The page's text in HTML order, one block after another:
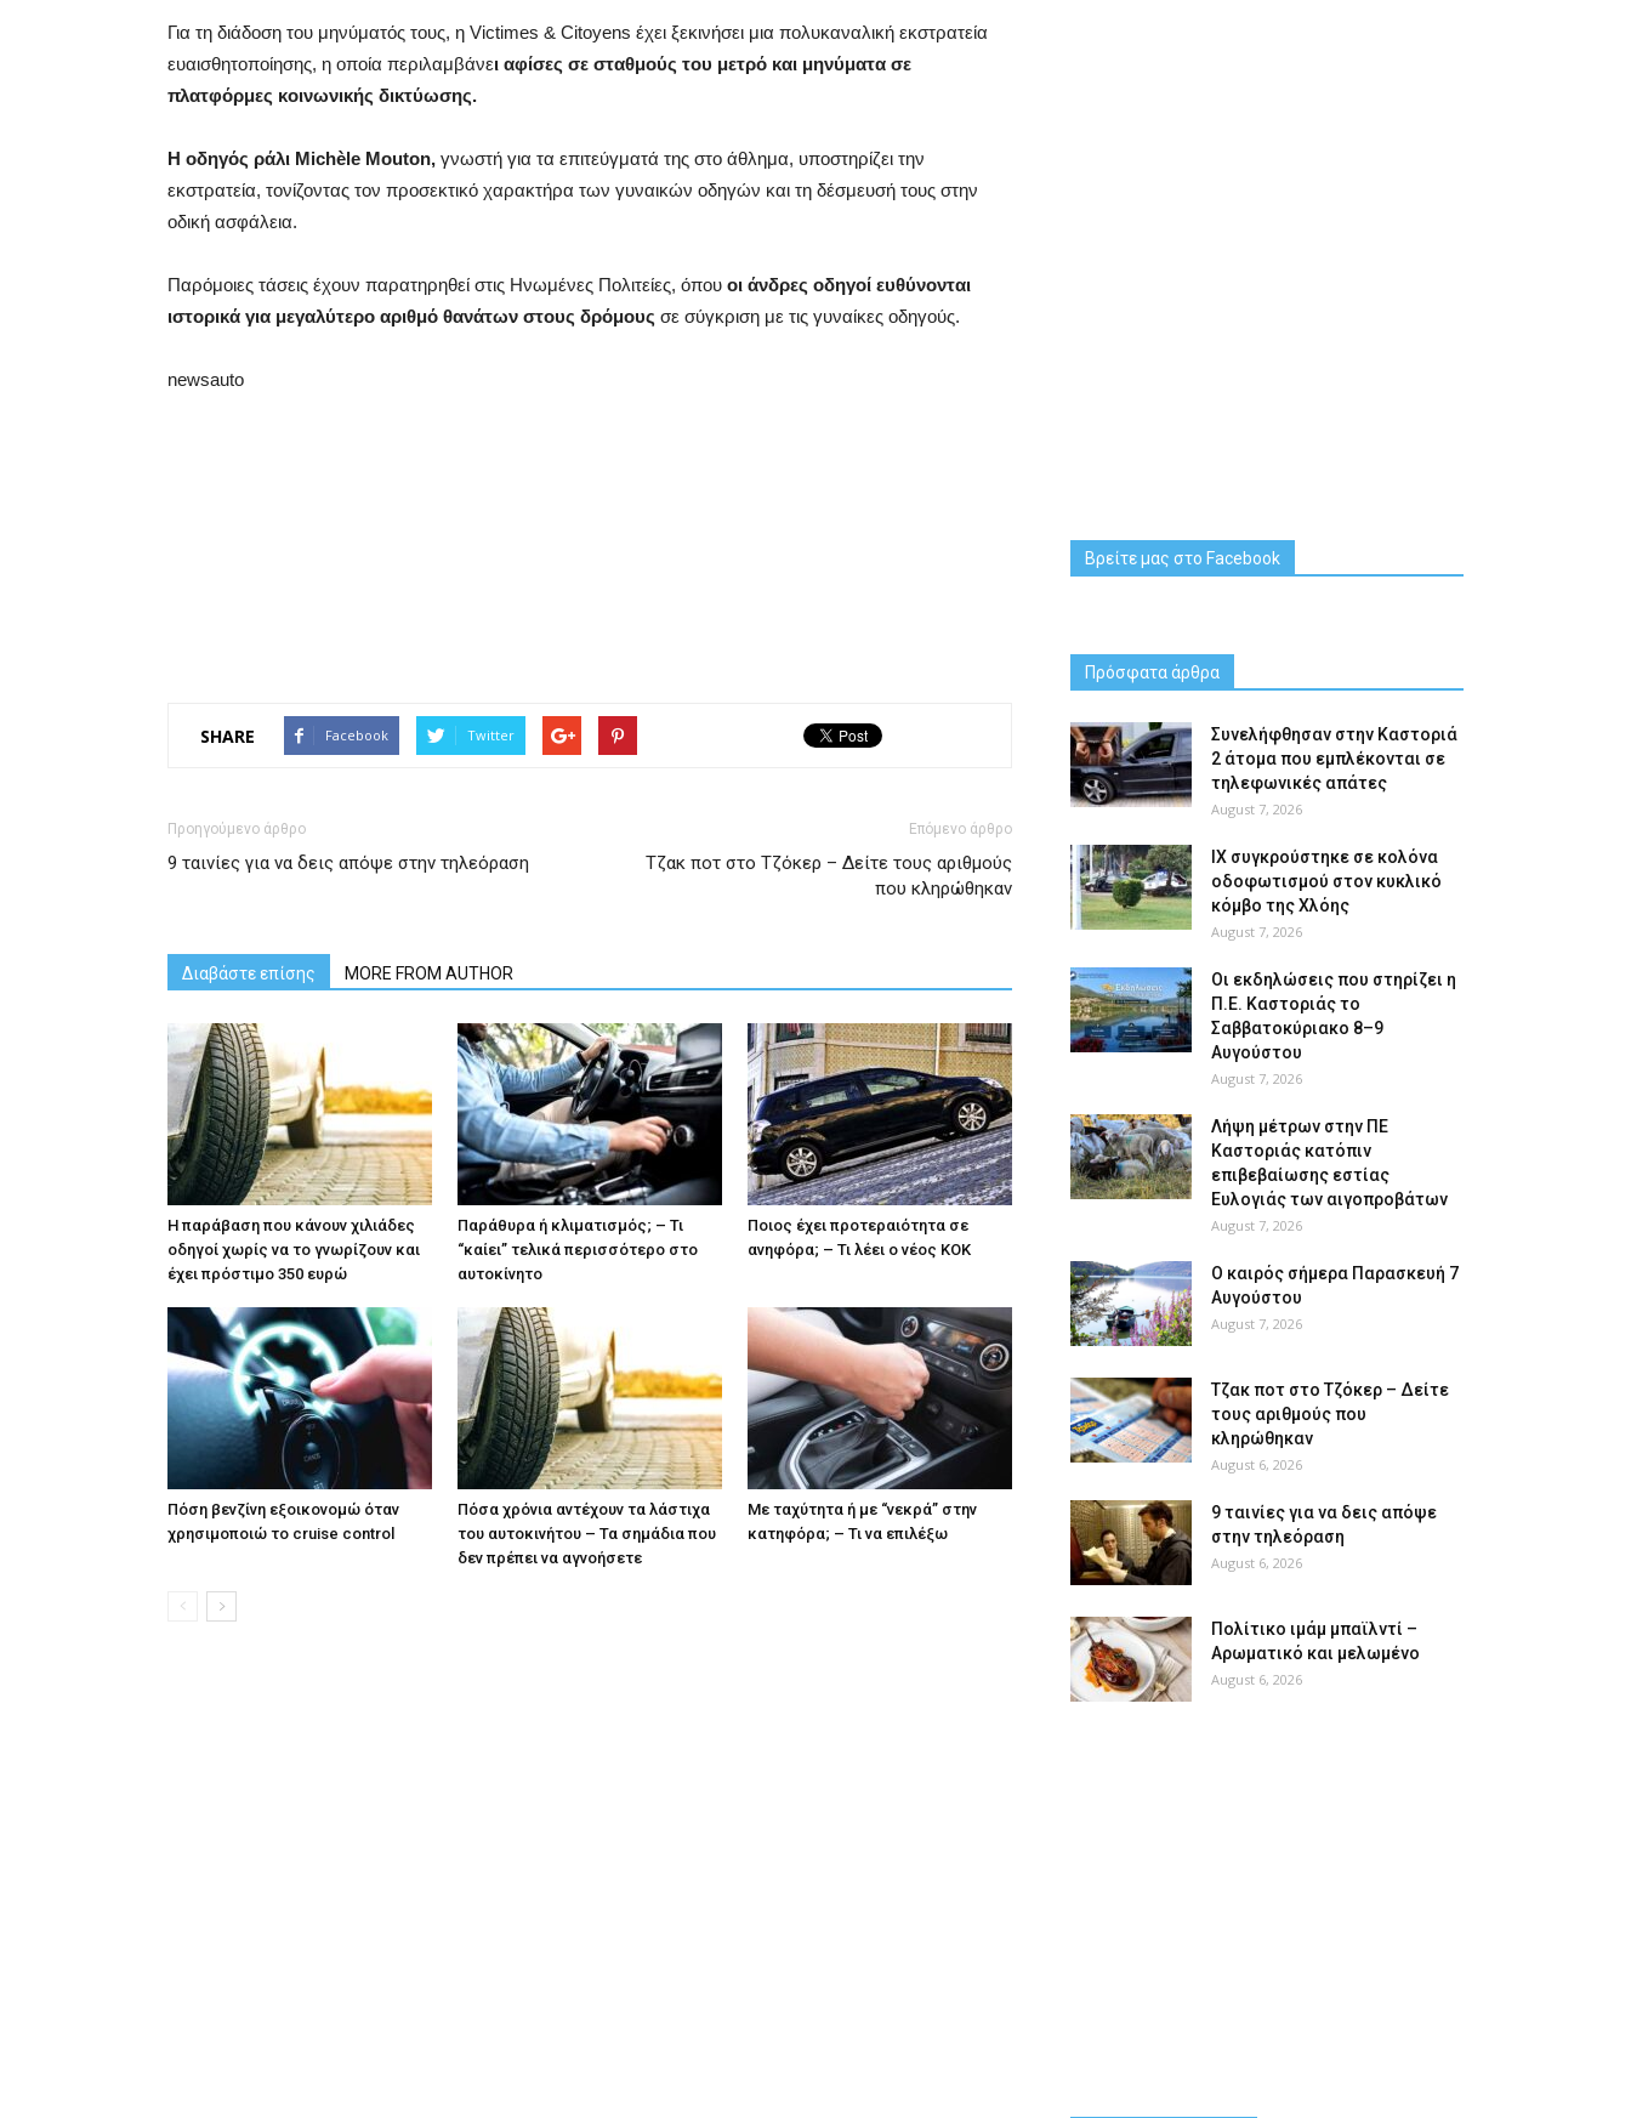
Για τη διάδοση του μηνύματός τους, η Victimes & Citoyens έχει ξεκινήσει μια πολυκαναλική εκστρατεία
ευαισθητοποίησης, η οποία περιλαμβάνει αφίσες σε σταθμούς του μετρό και μηνύματα σε
πλατφόρμες κοινωνικής δικτύωσης.
Η οδηγός ράλι Michèle Mouton, γνωστή για τα επιτεύγματά της στο άθλημα, υποστηρίζει την
εκστρατεία, τονίζοντας τον προσεκτικό χαρακτήρα των γυναικών οδηγών και τη δέσμευσή τους στην
οδική ασφάλεια.
Παρόμοιες τάσεις έχουν παρατηρηθεί στις Ηνωμένες Πολιτείες, όπου οι άνδρες οδηγοί ευθύνονται
ιστορικά για μεγαλύτερο αριθμό θανάτων στους δρόμους σε σύγκριση με τις γυναίκες οδηγούς.
newsauto
SHARE Facebook Twitter
Προηγούμενο άρθρο
9 ταινίες για να δεις απόψε στην τηλεόραση
Επόμενο άρθρο
Tζακ ποτ στο Τζόκερ – Δείτε τους αριθμούς
που κληρώθηκαν
Διαβάστε επίσης MORE FROM AUTHOR
Η παράβαση που κάνουν χιλιάδες
οδηγοί χωρίς να το γνωρίζουν και
έχει πρόστιμο 350 ευρώ
Παράθυρα ή κλιματισμός; – Τι
“καίει” τελικά περισσότερο στο
αυτοκίνητο
Ποιος έχει προτεραιότητα σε
ανηφόρα; – Τι λέει ο νέος ΚΟΚ
Πόση βενζίνη εξοικονομώ όταν
χρησιμοποιώ το cruise control
Πόσα χρόνια αντέχουν τα λάστιχα
του αυτοκινήτου – Τα σημάδια που
δεν πρέπει να αγνοήσετε
Με ταχύτητα ή με “νεκρά” στην
κατηφόρα; – Τι να επιλέξω
Βρείτε μας στο Facebook
Πρόσφατα άρθρα
Συνελήφθησαν στην Καστοριά
2 άτομα που εμπλέκονται σε
τηλεφωνικές απάτες
August 7, 2026
ΙΧ συγκρούστηκε σε κολόνα
οδοφωτισμού στον κυκλικό
κόμβο της Χλόης
August 7, 2026
Οι εκδηλώσεις που στηρίζει η
Π.Ε. Καστοριάς το
Σαββατοκύριακο 8–9
Αυγούστου
August 7, 2026
Λήψη μέτρων στην ΠΕ
Καστοριάς κατόπιν
επιβεβαίωσης εστίας
Ευλογιάς των αιγοπροβάτων
August 7, 2026
Ο καιρός σήμερα Παρασκευή 7
Αυγούστου
August 7, 2026
Tζακ ποτ στο Τζόκερ – Δείτε
τους αριθμούς που
κληρώθηκαν
August 6, 2026
9 ταινίες για να δεις απόψε
στην τηλεόραση
August 6, 2026
Πολίτικο ιμάμ μπαϊλντί –
Αρωματικό και μελωμένο
August 6, 2026